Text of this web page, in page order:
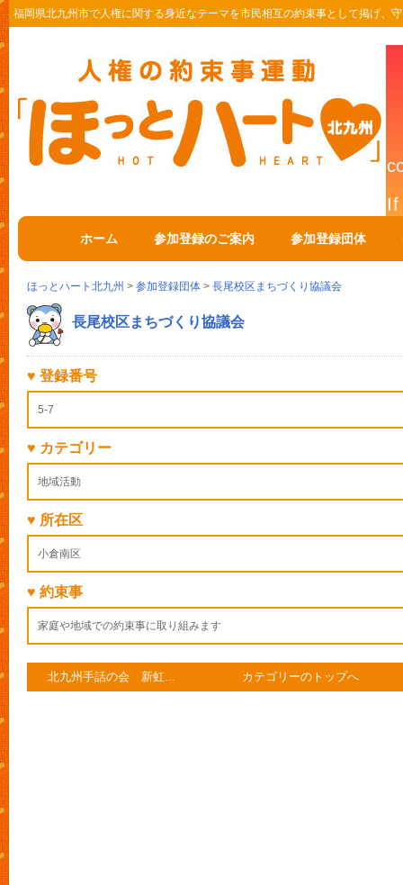
福岡県北九州市で人権に関する身近なテーマを市民相互の約束事として掲げ、
ホーム 参加登録のご案内 参加登録団体
ほっとハート北九州 > 参加登録団体 > 長尾校区まちづくり協議会
長尾校区まちづくり協議会
♥ 登録番号
5-7
♥ カテゴリー
地域活動
♥ 所在区
小倉南区
♥ 約束事
家庭や地域での約束事に取り組みます
北九州手話の会 新虹... カテゴリーのトップへ